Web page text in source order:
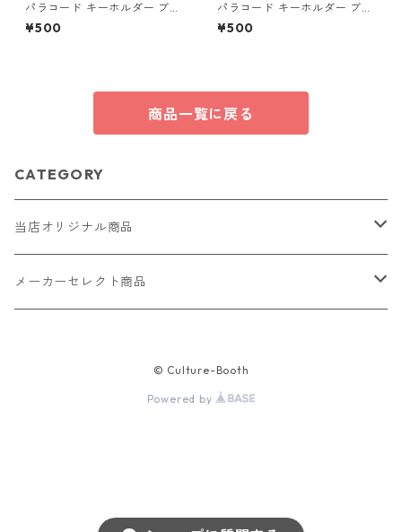
パラコード キーホルダー ブル
ー グリーン 編み込み s33
¥500
パラコード キーホルダー ブル
ー×ブラック・ホワイト ハンド
メイド 国産 本革 ヌメ革
¥500
商品一覧に戻る
CATEGORY
当店オリジナル商品
レザー（革）
メーカーセレクト商品
© Culture-Booth
Powered by